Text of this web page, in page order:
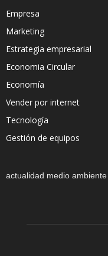
Empresa
Marketing
Estrategia empresarial
Economia Circular
Economía
Vender por internet
Tecnología
Gestión de equipos
actualidad medio